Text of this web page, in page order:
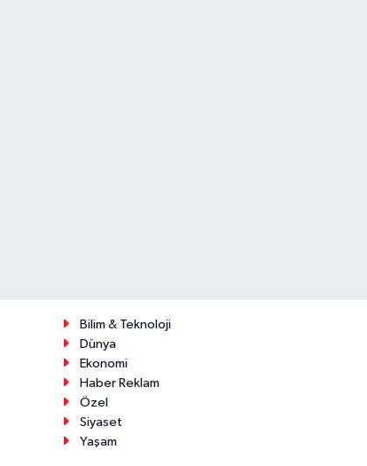
Bilim & Teknoloji
Dünya
Ekonomi
Haber Reklam
Özel
Siyaset
Yaşam